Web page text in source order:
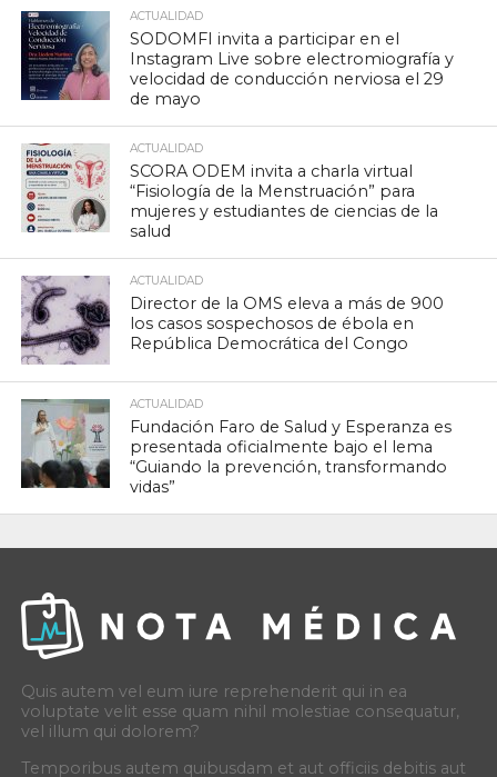
ACTUALIDAD
SODOMFI invita a participar en el
Instagram Live sobre electromiografía y
velocidad de conducción nerviosa el 29
de mayo
ACTUALIDAD
SCORA ODEM invita a charla virtual
“Fisiología de la Menstruación” para
mujeres y estudiantes de ciencias de la
salud
ACTUALIDAD
Director de la OMS eleva a más de 900
los casos sospechosos de ébola en
República Democrática del Congo
ACTUALIDAD
Fundación Faro de Salud y Esperanza es
presentada oficialmente bajo el lema
“Guiando la prevención, transformando
vidas”
Quis autem vel eum iure reprehenderit qui in ea
voluptate velit esse quam nihil molestiae consequatur,
vel illum qui dolorem?
Temporibus autem quibusdam et aut officiis debitis aut